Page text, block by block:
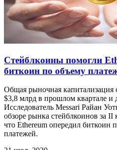
Стейблкоины помогли
биткоин по объему
Общая рыночная капитализация
$3,8 млрд в прошлом квартале и
Исследователь Messari Райан
обзоре рынка стейблкоинов за II
что Ethereum опередил биткоин
платежей.